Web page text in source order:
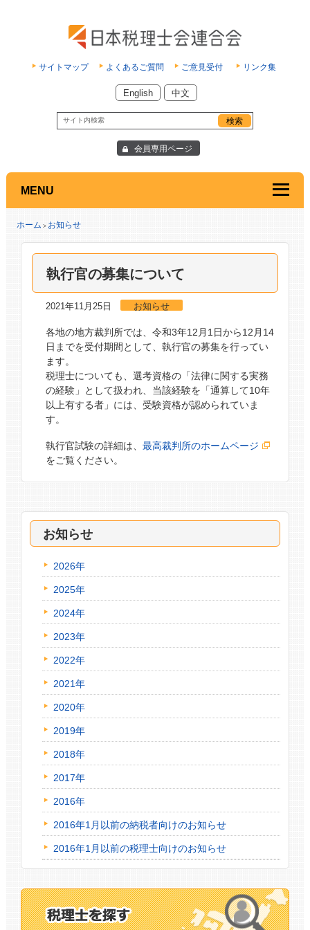
サイトマップ よくあるご質問 ご意見受付 リンク集
English 中文
会員専用ページ
MENU
ホーム > お知らせ
執行官の募集について
2021年11月25日 お知らせ
各地の地方裁判所では、令和3年12月1日から12月14
日までを受付期間として、執行官の募集を行ってい
ます。
税理士についても、選考資格の「法律に関する実務
の経験」として扱われ、当該経験を「通算して10年
以上有する者」には、受験資格が認められていま
す。
執行官試験の詳細は、最高裁判所のホームページ
をご覧ください。
お知らせ
2026年
2025年
2024年
2023年
2022年
2021年
2020年
2019年
2018年
2017年
2016年
2016年1月以前の納税者向けのお知らせ
2016年1月以前の税理士向けのお知らせ